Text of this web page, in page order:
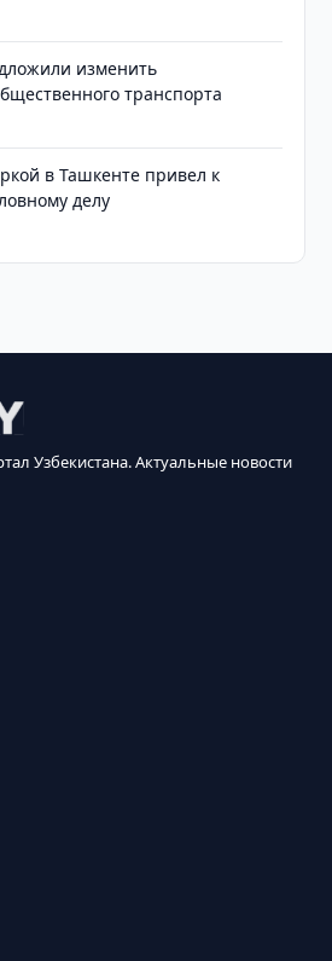
изменить
транспорта
в Ташкенте привел к
делу
Узбекистана. Актуальные новости